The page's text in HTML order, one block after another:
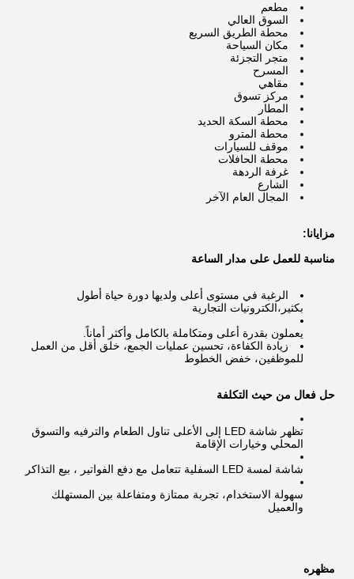
مطعم
السوق العالي
محطة الطريق السريع
مكان السياحة
متجر التجزئة
المسرح
مقاهي
مركز تسوق
المطار
محطة السكة الحديد
محطة المترو
موقف للسيارات
محطة الحافلات
غرفة الردهة
الشارع
المجال العام الآخر
مزايانا:
مناسبة للعمل على مدار الساعة
الرغبة في مستوى أعلى ولديها دورة حياة أطول
بكثير،الكترونيات التجارية
يعملون بقدرة أعلى ومتكاملة بالكامل وأكثر أماناً.
زيادة الكفاءة، تحسين عمليات الجمع، خلق أقل من العمل
للموظفين، خفض الخطوط
حل فعال من حيث التكلفة
تظهر شاشة LED إلى الأعلى تناول الطعام والترفيه والتسوق
المحلي وخيارات الإقامة
شاشة لمسة LED السفلية تتعامل مع دفع الفواتير ، بيع التذاكر
سهولة الاستخدام، تجربة ممتازة ومتفاعلة بين المستهلك
والعميل
مظهره